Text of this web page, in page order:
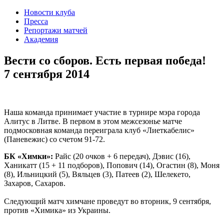
Новости клуба
Пресса
Репортажи матчей
Академия
Вести со сборов. Есть первая победа!
7 сентября 2014
Наша команда принимает участие в турнире мэра города
Алитус в Литве. В первом в этом межсезонье матче
подмосковная команда переиграла клуб «Лиеткабелис»
(Паневежис) со счетом 91-72.
БК «Химки»: Райс (20 очков + 6 передач), Дэвис (16),
Ханикатт (15 + 11 подборов), Попович (14), Огастин (8), Моня
(8), Ильницкий (5), Вяльцев (3), Патеев (2), Шелекето,
Захаров, Сахаров.
Следующий матч химчане проведут во вторник, 9 сентября,
против «Химика» из Украины.